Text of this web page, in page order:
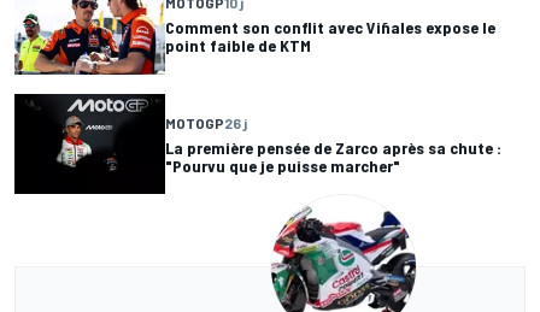
Comment son conflit avec Viñales expose le
point faible de KTM
MOTOGP26 j
La première pensée de Zarco après sa chute :
"Pourvu que je puisse marcher"